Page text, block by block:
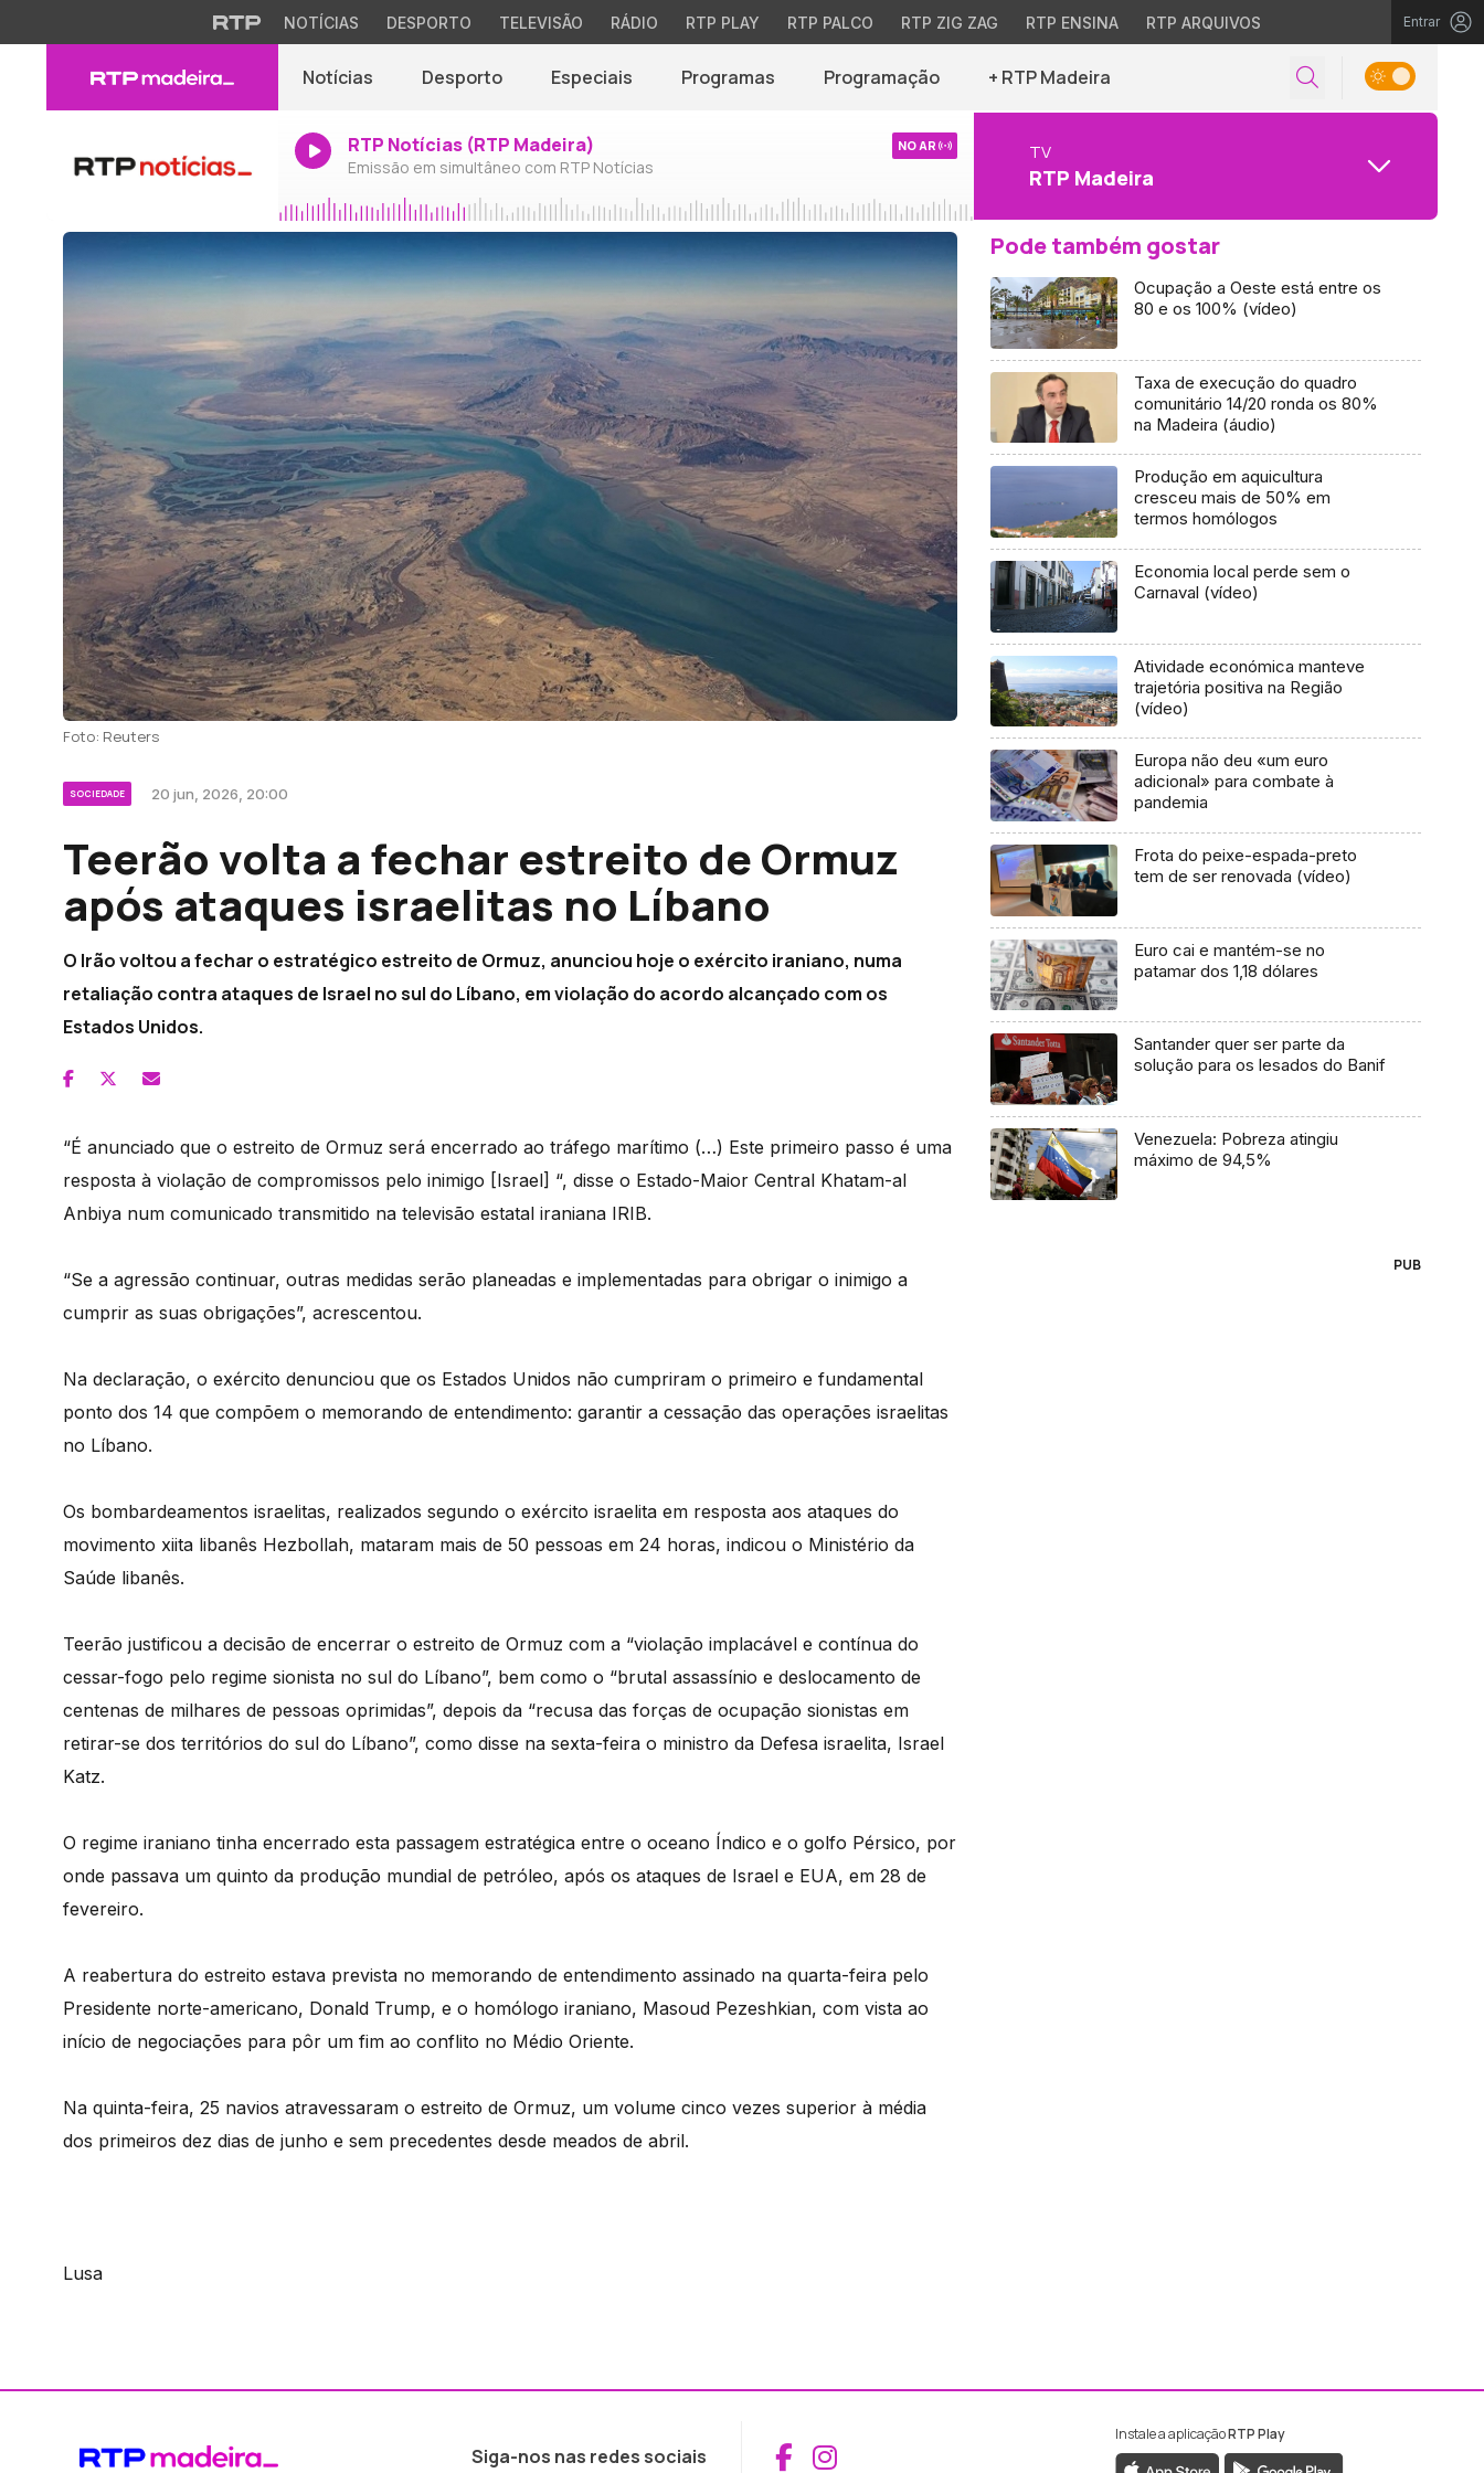
NOTÍCIAS DESPORTO TELEVISÃO RÁDIO RTP PLAY RTP PALCO RTP ZIG ZAG RTP ENSINA RTP ARQUIVOS Entrar
Notícias Desporto Especiais Programas Programação + RTP Madeira
RTP Notícias (RTP Madeira)
Emissão em simultâneo com RTP Notícias
NO AR TV
RTP Madeira
Foto: Reuters
SOCIEDADE 20 jun, 2026, 20:00
Teerão volta a fechar estreito de Ormuz
após ataques israelitas no Líbano
O Irão voltou a fechar o estratégico estreito de Ormuz, anunciou hoje o exército iraniano, numa
retaliação contra ataques de Israel no sul do Líbano, em violação do acordo alcançado com os
Estados Unidos.
“É anunciado que o estreito de Ormuz será encerrado ao tráfego marítimo (…) Este primeiro passo é uma
resposta à violação de compromissos pelo inimigo [Israel] “, disse o Estado-Maior Central Khatam-al
Anbiya num comunicado transmitido na televisão estatal iraniana IRIB.
“Se a agressão continuar, outras medidas serão planeadas e implementadas para obrigar o inimigo a
cumprir as suas obrigações”, acrescentou.
Na declaração, o exército denunciou que os Estados Unidos não cumpriram o primeiro e fundamental
ponto dos 14 que compõem o memorando de entendimento: garantir a cessação das operações israelitas
no Líbano.
Os bombardeamentos israelitas, realizados segundo o exército israelita em resposta aos ataques do
movimento xiita libanês Hezbollah, mataram mais de 50 pessoas em 24 horas, indicou o Ministério da
Saúde libanês.
Teerão justificou a decisão de encerrar o estreito de Ormuz com a “violação implacável e contínua do
cessar-fogo pelo regime sionista no sul do Líbano”, bem como o “brutal assassínio e deslocamento de
centenas de milhares de pessoas oprimidas”, depois da “recusa das forças de ocupação sionistas em
retirar-se dos territórios do sul do Líbano”, como disse na sexta-feira o ministro da Defesa israelita, Israel
Katz.
O regime iraniano tinha encerrado esta passagem estratégica entre o oceano Índico e o golfo Pérsico, por
onde passava um quinto da produção mundial de petróleo, após os ataques de Israel e EUA, em 28 de
fevereiro.
A reabertura do estreito estava prevista no memorando de entendimento assinado na quarta-feira pelo
Presidente norte-americano, Donald Trump, e o homólogo iraniano, Masoud Pezeshkian, com vista ao
início de negociações para pôr um fim ao conflito no Médio Oriente.
Na quinta-feira, 25 navios atravessaram o estreito de Ormuz, um volume cinco vezes superior à média
dos primeiros dez dias de junho e sem precedentes desde meados de abril.
Lusa
Pode também gostar
Ocupação a Oeste está entre os
80 e os 100% (vídeo)
Taxa de execução do quadro
comunitário 14/20 ronda os 80%
na Madeira (áudio)
Produção em aquicultura
cresceu mais de 50% em
termos homólogos
Economia local perde sem o
Carnaval (vídeo)
Atividade económica manteve
trajetória positiva na Região
(vídeo)
Europa não deu «um euro
adicional» para combate à
pandemia
Frota do peixe-espada-preto
tem de ser renovada (vídeo)
Euro cai e mantém-se no
patamar dos 1,18 dólares
Santander quer ser parte da
solução para os lesados do Banif
Venezuela: Pobreza atingiu
máximo de 94,5%
PUB
Siga-nos nas redes sociais Aceder ao Facebook da RTP Madeira
Aceder ao Instagram da RTP Madeira
Instale a aplicaçãoRTP Play